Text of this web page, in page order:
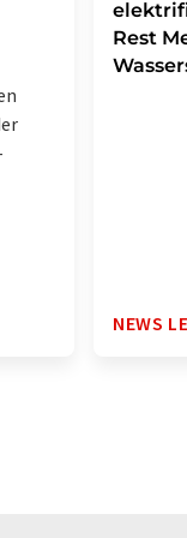
Rest
NEWS